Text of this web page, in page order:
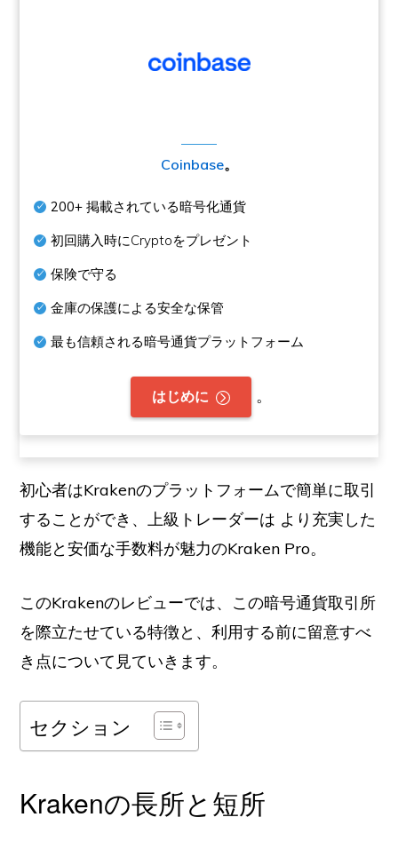
Coinbase。
200+ 掲載されている暗号化通貨
初回購入時にCryptoをプレゼント
保険で守る
金庫の保護による安全な保管
最も信頼される暗号通貨プラットフォーム
はじめに 。
初心者はKrakenのプラットフォームで簡単に取引
することができ、上級トレーダーは より充実した
機能と安価な手数料が魅力のKraken Pro。
このKrakenのレビューでは、この暗号通貨取引所
を際立たせている特徴と、利用する前に留意すべ
き点について見ていきます。
セクション
Krakenの長所と短所